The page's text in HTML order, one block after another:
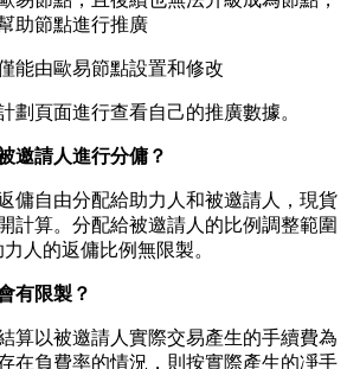
助節點進行推廣
能由歐易節點設置和修改
劃頁面進行查看自己的推廣數據。
邀請人進行分傭？
傭自由分配給助力人和被邀請人，現貨
計算。分配給被邀請人的比例調整範圍
人的返傭比例無限製。
有限製？
算以被邀請人實際交易產生的手續費為
在負費率的情況，則按實際產生的凈手